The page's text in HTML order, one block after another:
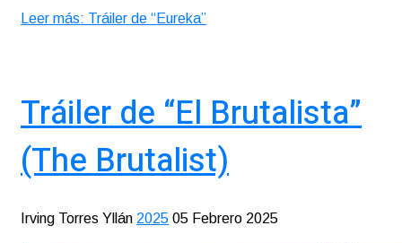
Leer más: Tráiler de “Eureka”
Tráiler de “El Brutalista”
(The Brutalist)
Irving Torres Yllán 2025 05 Febrero 2025